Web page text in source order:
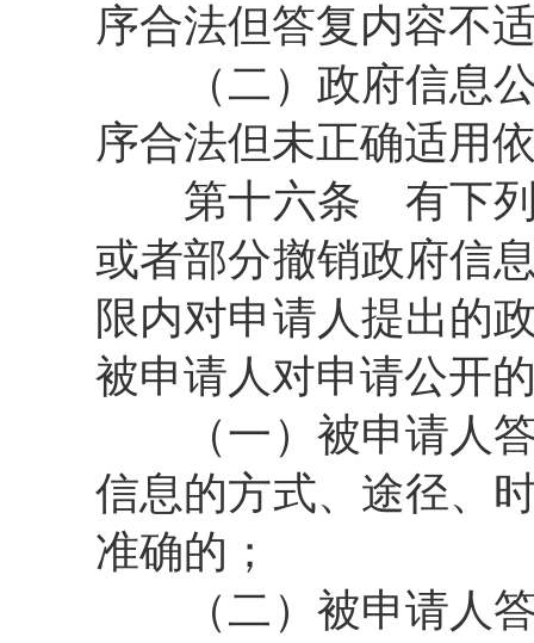
序合法但答复内容不
（二）政府信息公
序合法但未正确适用
第十六条 有下列
或者部分撤销政府信
限内对申请人提出的
被申请人对申请公开
（一）被申请人答
信息的方式、途径、
准确的；
（二）被申请人答